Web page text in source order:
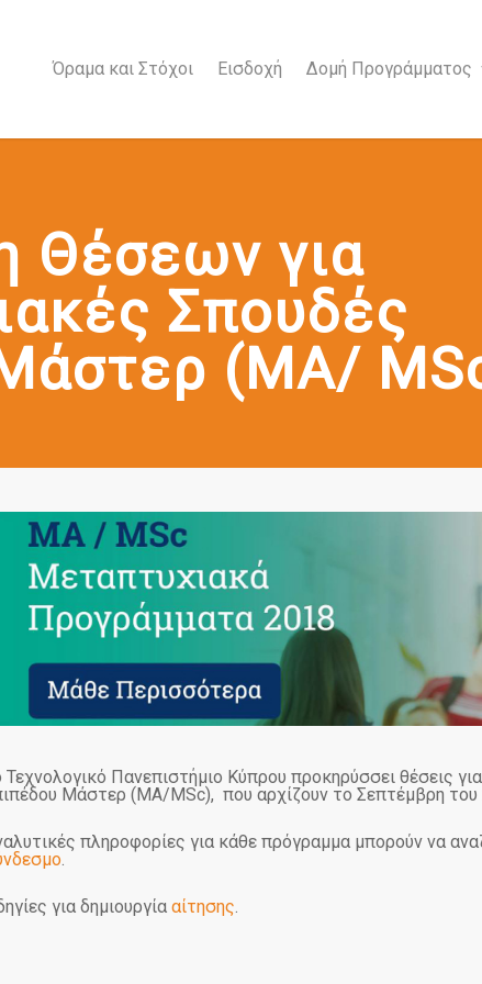
Όραμα και Στόχοι Εισδοχή Δομή Προγράμματος
Θέσεων για
Σπουδές
(MA/
Τεχνολογικό Πανεπιστήμιο Κύπρου προκηρύσσει θέσεις
Μάστερ (MA/MSc), που αρχίζουν το Σεπτέμβρη του
πληροφορίες για κάθε πρόγραμμα μπορούν να
.
για δημιουργία αίτησης.